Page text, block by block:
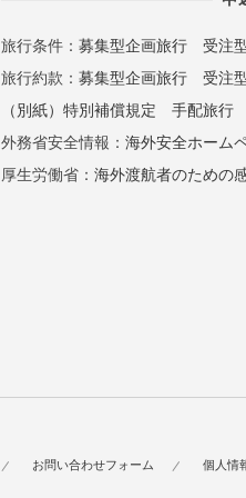
旅行条件： 募集型企画旅行
受注
旅行約款： 募集型企画旅行
受注
（別紙）特別補償規定
手配旅行
外務省安全情報： 海外安全ホーム
厚生労働省： 海外渡航者のための
お問い合わせフォーム 個人情